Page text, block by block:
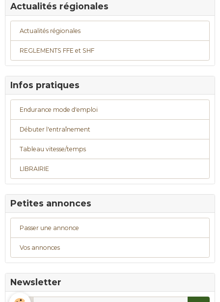
Actualités régionales
Actualités régionales
REGLEMENTS FFE et SHF
Infos pratiques
Endurance mode d'emploi
Débuter l'entraînement
Tableau vitesse/temps
LIBRAIRIE
Petites annonces
Passer une annonce
Vos annonces
Newsletter